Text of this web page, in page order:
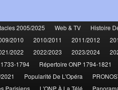
2005/2025 Web & TV Histoire
2010 2010/2011 2011/2012
2022 2022/2023 2023/2024
1794
Répertoire ONP 1794-1821
Popularité De L'Opéra
Parisiens
L'ONP À La Télé